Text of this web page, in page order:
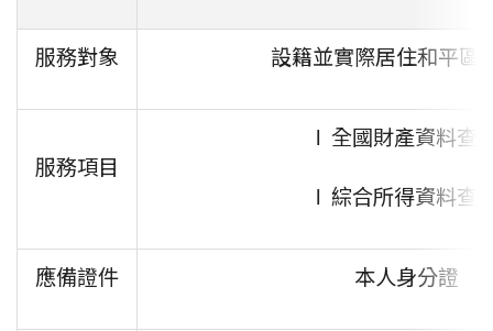
服務對象 設籍並實際居住和平區
服務項目
l 全國財產資料查
l 綜合所得資料查
應備證件 本人身分證